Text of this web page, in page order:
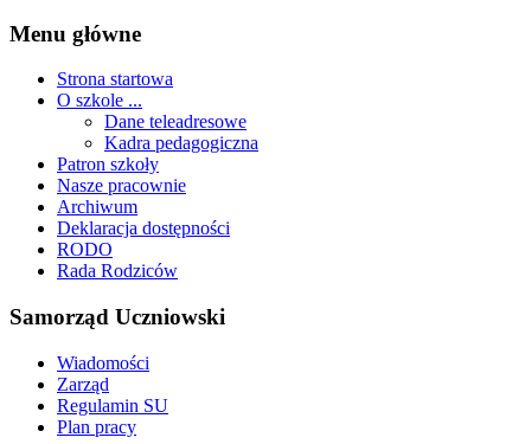
Menu główne
Strona startowa
O szkole ...
Dane teleadresowe
Kadra pedagogiczna
Patron szkoły
Nasze pracownie
Archiwum
Deklaracja dostępności
RODO
Rada Rodziców
Samorząd Uczniowski
Wiadomości
Zarząd
Regulamin SU
Plan pracy